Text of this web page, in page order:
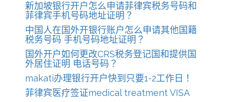
新加坡银行开户怎么申请菲律宾税务号码和
菲律宾手机号码地址证明？
中国人在国外开银行账户怎么申请其他国籍
税务号码 手机号码地址证明？
国外开户如何更改CRS税务登记国和提供国
外居住证明 电话号码？
makati办理银行开户快到只要1-2工作日！
菲律宾医疗签证medical treatment VISA